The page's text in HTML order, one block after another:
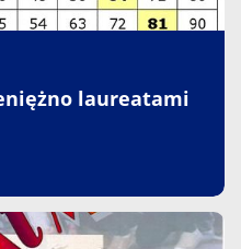
laureatami